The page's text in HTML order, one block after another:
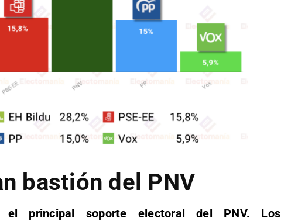
bastión del PNV
el principal soporte electoral del PNV. Los